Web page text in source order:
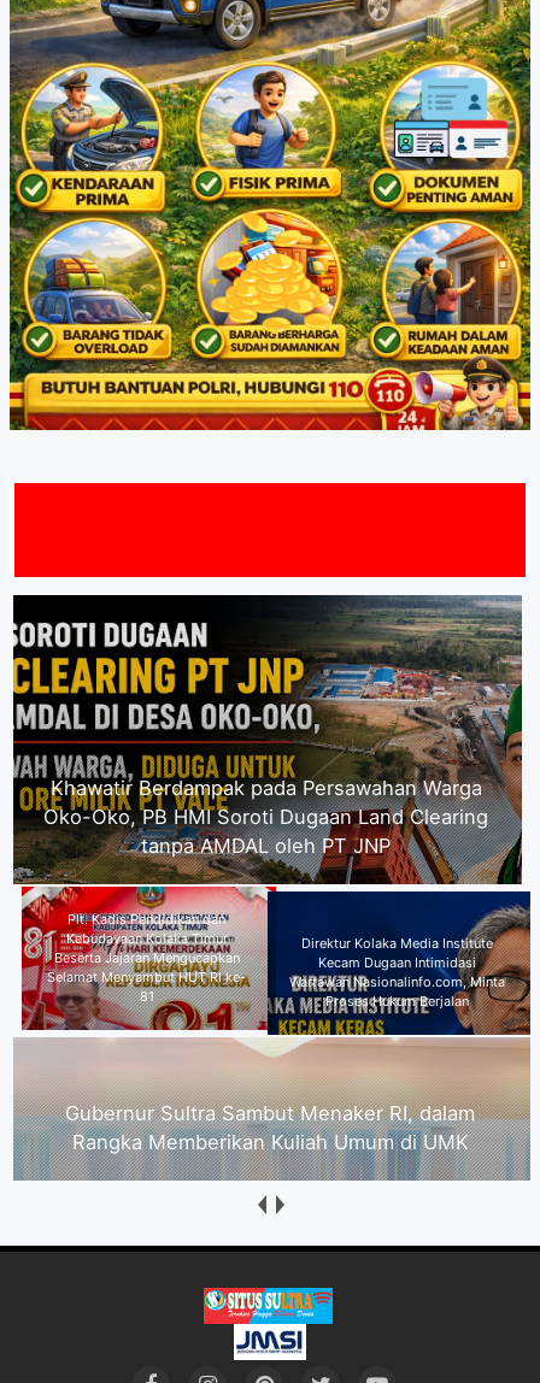
Plt. Kadis Pendidikan dan
Kebudayaan Kolaka Timur Beserta
Jajaran Mengucapkan Selamat
Menyambut HUT RI ke-81
Direktur Kolaka Media Institute
Kecam Dugaan Intimidasi
Wartawan Nasionalinfo.com,
Minta Proses Hukum Berjalan
Gubernur Sultra Sambut Menaker RI, dalam Rangka
Praktisi Hukum Andri : Jika Ancaman dan
Intimidasi CEO PT JNP Terbukti, Terancam
Penjara 4 Tahun